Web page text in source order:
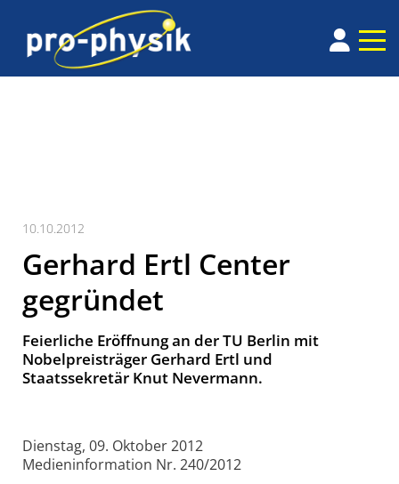
10.10.2012
Gerhard Ertl Center
gegründet
Feierliche Eröffnung an der TU Berlin mit
Nobelpreisträger Gerhard Ertl und
Staatssekretär Knut Nevermann.
Dienstag, 09. Oktober 2012
Medieninformation Nr. 240/2012